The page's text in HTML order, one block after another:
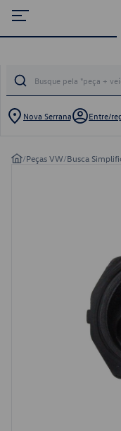
Nova Serrana Entre/
/Peças VW/Busca